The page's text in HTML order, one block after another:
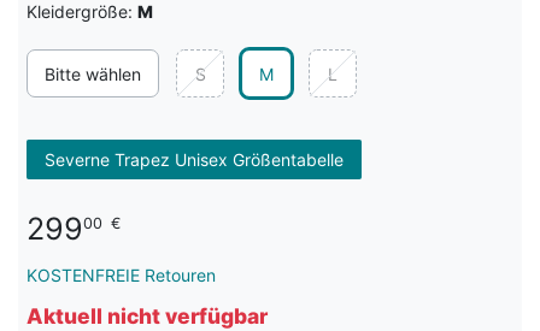
Kleidergröße: M
Bitte wählen S M L
Severne Trapez Unisex Größentabelle
29900 €
KOSTENFREIE Retouren
Aktuell nicht verfügbar